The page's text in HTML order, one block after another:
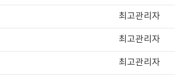
최고관리자
최고관리자
최고관리자